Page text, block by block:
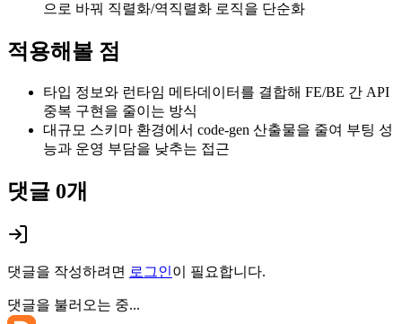
으로 바꿔 직렬화/역직렬화 로직을 단순화
적용해볼 점
타입 정보와 런타임 메타데이터를 결합해 FE/BE 간 API
중복 구현을 줄이는 방식
대규모 스키마 환경에서 code-gen 산출물을 줄여 부팅 성
능과 운영 부담을 낮추는 접근
댓글 0개
댓글을 작성하려면 로그인이 필요합니다.
댓글을 불러오는 중...